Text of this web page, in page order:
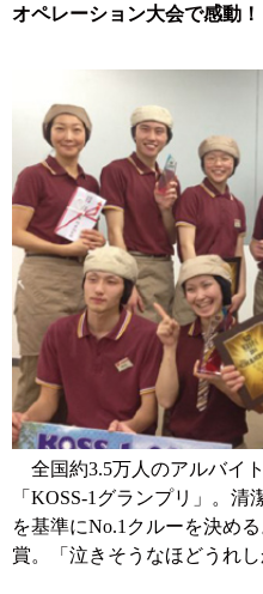
オペレーション大会で感動！
全国約3.5万人のアルバイ
「KOSS-1グランプリ」。
を基準にNo.1クルーを決め
賞。「泣きそうなほどうれ